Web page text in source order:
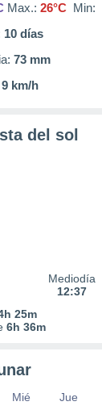
Max.: 26°C Min:
10 días
73 mm
9 km/h
del sol
Mediodía
12:37
25m
6h 36m
Mié Jue